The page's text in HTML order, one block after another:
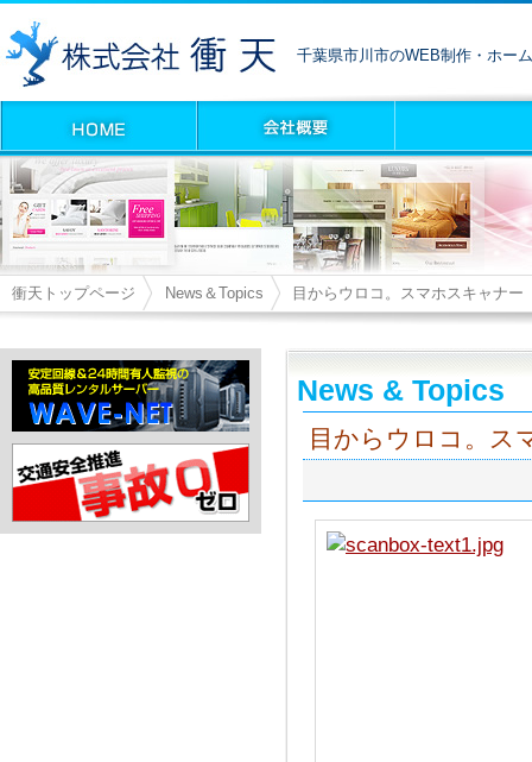
千葉県市川市のWEB制作・ホー
衝天トップページ News＆Topics 目からウロコ。スマホスキャナー
News & Topics
目からウロコ。ス